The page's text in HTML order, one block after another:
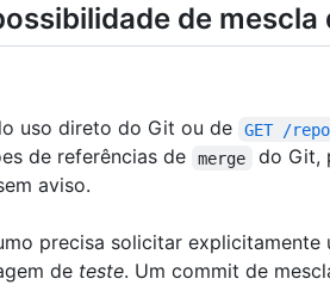
de mescla
uso direto do Git ou de
GET /
de referências de merge
do Git,
aviso.
precisa solicitar
de teste. Um commit de